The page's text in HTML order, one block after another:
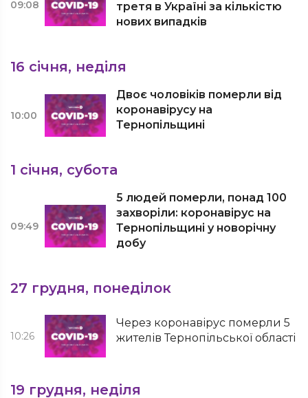
09:08
третя в Україні за кількістю
нових випадків
16 січня, неділя
10:00
Двоє чоловіків померли від
коронавірусу на
Тернопільщині
1 січня, субота
09:49
5 людей померли, понад 100
захворіли: коронавірус на
Тернопільщині у новорічну
добу
27 грудня, понеділок
10:26
Через коронавірус померли 5
жителів Тернопільської області
19 грудня, неділя